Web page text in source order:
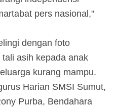
pers nasional,"
dengan foto
asih kepada anak
kurang mampu.
Harian SMSI Sumut,
Purba, Bendahara